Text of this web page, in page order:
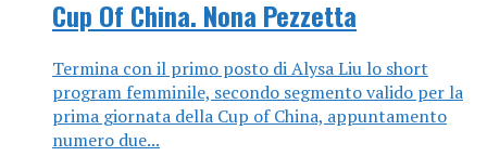
Cup Of China. Nona Pezzetta
Termina con il primo posto di Alysa Liu lo short
program femminile, secondo segmento valido per la
prima giornata della Cup of China, appuntamento
numero due...